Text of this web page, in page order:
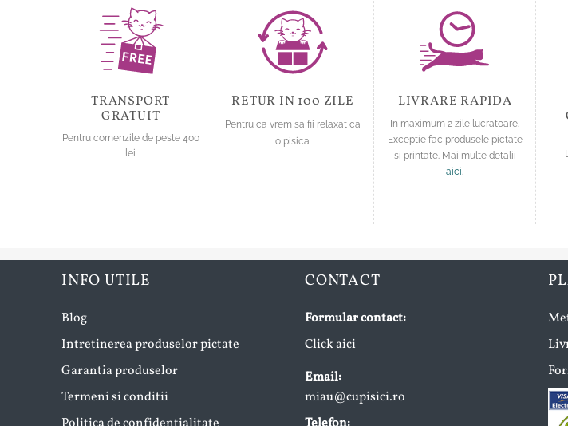
alese
pagina
pot
fi
alese
în
produsului.
fi
alese
în
pagina
TRANSPORT
GRATUIT
Pentru comenzile de peste 400
lei
RETUR IN 100 ZILE
Pentru ca vrem sa fii relaxat ca
o pisica
LIVRARE RAPIDA
In maximum 2 zile lucratoare.
Exceptie fac produsele pictate
si printate. Mai multe detalii
aici.
INFO UTILE
Blog
Intretinerea produselor pictate
Garantia produselor
Termeni si conditii
CONTACT
Formular contact:
Click aici
Email:
miau@cupisici.ro